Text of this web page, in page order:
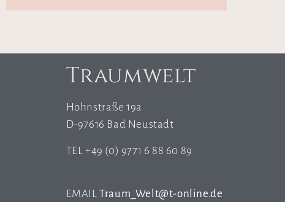
Traumwelt
Hohnstraße 19a
D-97616 Bad Neustadt
TEL +49 (0) 9771 6 88 60 89
EMAILTraum_Welt@t-online.de